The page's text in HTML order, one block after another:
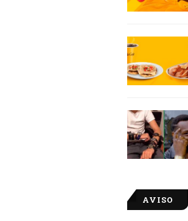
AVISO